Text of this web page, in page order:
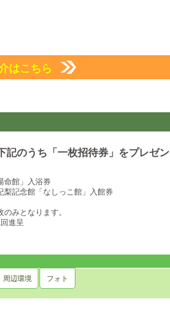
はこちら
記のうち「一枚招待券」をプレゼン
命館」入浴券
梨記念館「なしっこ館」入館券
みとなります。
進呈
周辺環境 フォト